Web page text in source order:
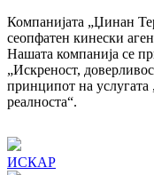
Компанијата „Џинан
сеопфатен кинески
Нашата компанија се
„Искреност,
принципот на услугата
реалноста“.
ИСКАР